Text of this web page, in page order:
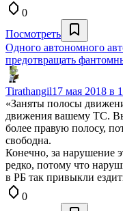
0
Посмотреть
Одного автономного
предотвращать
Tirathangil17 мая 2018 в
«Заняты полосы
движения вашему ТС.
более правую полосу,
свободна.
Конечно, за нарушение
редко, потому что
в РБ так привыкли
0